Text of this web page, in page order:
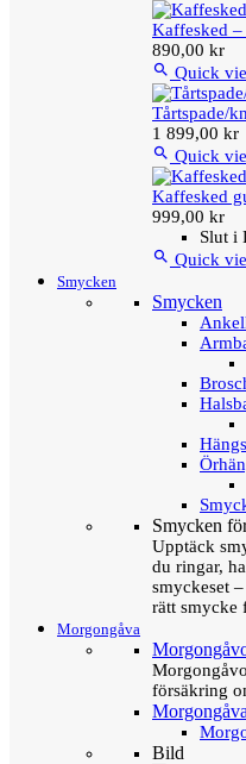
Kaffesked –
890,00 kr
 Quick
Tårtspade/
1 899,00 kr
 Quick
Kaffesked
999,00 kr
Slut i
 Quick
Smycken
Smycken
Smycken
Upptäck
du ringar,
smyckeset
rätt smycke
Morgongåva
försäkring
Morgongåva
Bild